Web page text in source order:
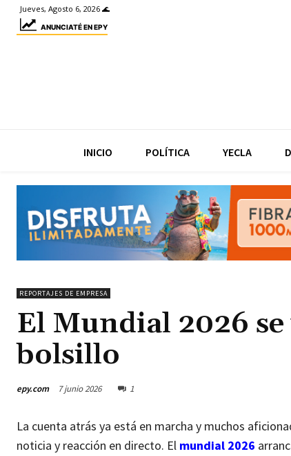
Jueves, Agosto 6, 2026 🌊
ANUNCIATÉ EN EPY
INICIO POLÍTICA YECLA
REPORTAJES DE EMPRESA
El Mundial 2026
bolsillo
epy.com 7 junio 2026 1
La cuenta atrás ya está en marcha y muchos
noticia y reacción en directo. El mundial 2026